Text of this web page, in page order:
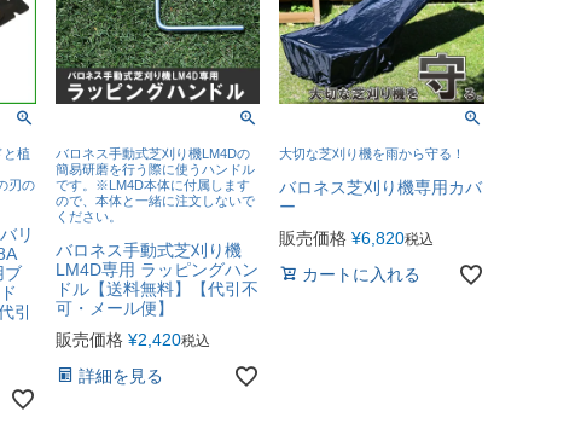
と植
刃の
リ
ブ
引
バロネス手動式芝刈り機LM4Dの
簡易研磨を行う際に使うハンドル
です。※LM4D本体に付属します
ので、本体と一緒に注文しないで
ください。
バロネス手動式芝刈り機
LM4D専用 ラッピングハン
ドル【送料無料】【代引不
可・メール便】
販売価格 ¥2,420税込
詳細を見る
大切な芝刈り機を雨から守る！
バロネス芝刈り機専用カバ
ー
販売価格 ¥6,820税込
カートに入れる